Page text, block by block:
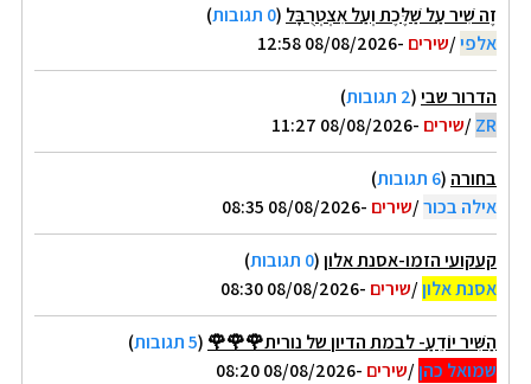
זֶה שִׁיר עַל שַׁלֶּכֶת וְעַל אִצְטְרֻבָּל (0 תגובות
)
אלפי/שירים -08/08/2026 12:58
הדרור שבי(2 תגובות
)
ZR
/שירים -08/08/2026 11:27
בחורה (6 תגובות
)
אילה בכור/שירים -08/08/2026 08:35
קעקועי הזמו-אסנת אלון(0 תגובות
)
אסנת אלון/שירים -08/08/2026 08:30
הַשִּׁיר יוֹדֵעַ- לבמת הדיון של נורית🌹🌹🌹 (5 תגובות
)
שמואל כהן/שירים -08/08/2026 08:20